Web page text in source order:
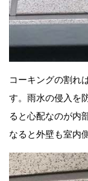
コーキングの割れ
す。雨水の侵入を
ると心配なのが内
なると外壁も室内